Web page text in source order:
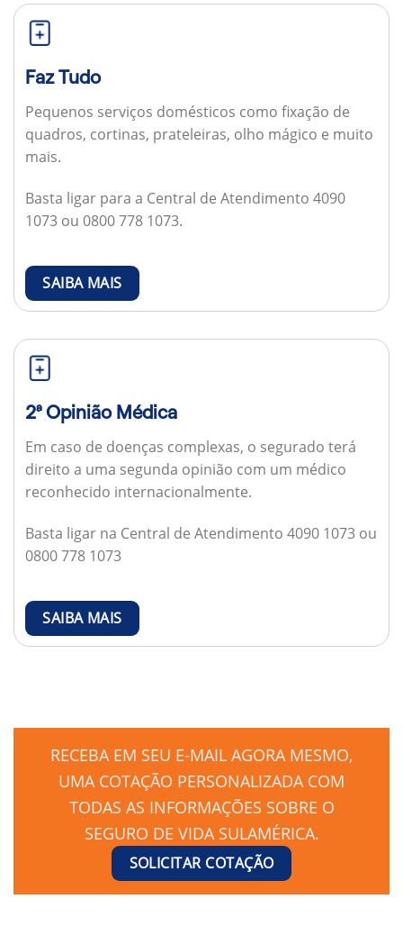
Faz Tudo
Pequenos serviços domésticos como fixação de
quadros, cortinas, prateleiras, olho mágico e muito
mais.
Basta ligar para a Central de Atendimento 4090
1073 ou 0800 778 1073.
SAIBA MAIS
2ª Opinião Médica
Em caso de doenças complexas, o segurado terá
direito a uma segunda opinião com um médico
reconhecido internacionalmente.
Basta ligar na Central de Atendimento 4090 1073 ou
0800 778 1073
SAIBA MAIS
RECEBA EM SEU E-MAIL AGORA MESMO,
UMA COTAÇÃO PERSONALIZADA COM
TODAS AS INFORMAÇÕES SOBRE O
SEGURO DE VIDA SULAMÉRICA.
SOLICITAR COTAÇÃO